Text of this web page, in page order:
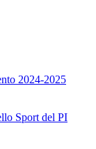
2024-2025
Sport del PI